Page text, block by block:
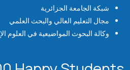
شبكة الجامعة الجزائرية
مجال التعليم العالي والبحث العلمي
وكالة البحوث المواضيعية في العلوم